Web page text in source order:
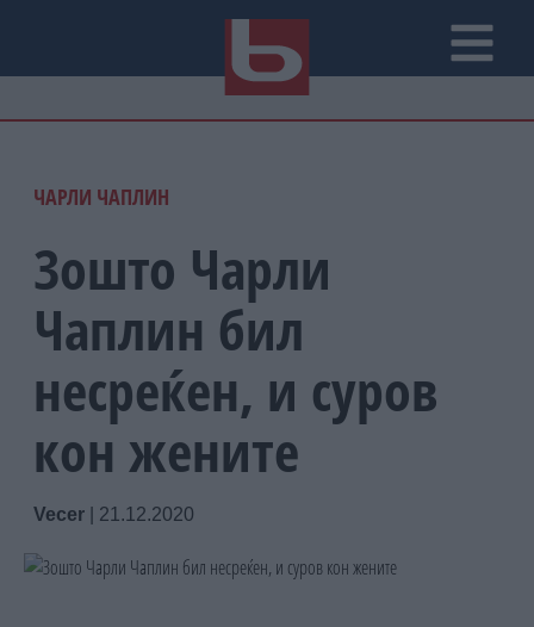
ЧАРЛИ ЧАПЛИН
Зошто Чарли
Чаплин бил
несреќен, и суров
кон жените
Vecer 21.12.2020